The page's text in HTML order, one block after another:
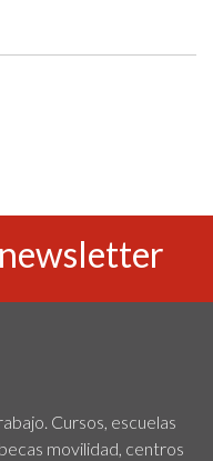
Cursos, escuelas
movilidad, centros